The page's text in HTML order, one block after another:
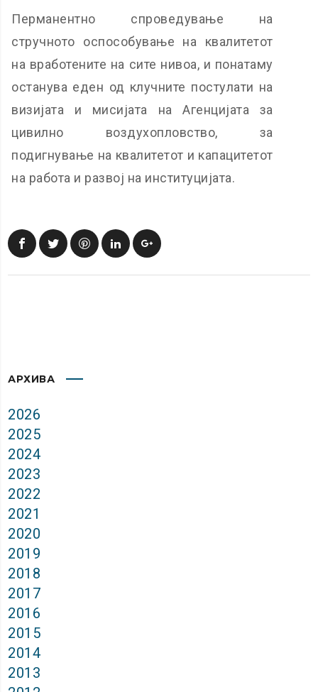
Перманентно спроведување на
стручното оспособување на квалитетот
на вработените на сите нивоа, и понатаму
останува еден од клучните постулати на
визијата и мисијата на Агенцијата за
цивилно воздухопловство, за
подигнување на квалитетот и капацитетот
на работа и развој на институцијата.
АРХИВА
2026
2025
2024
2023
2022
2021
2020
2019
2018
2017
2016
2015
2014
2013